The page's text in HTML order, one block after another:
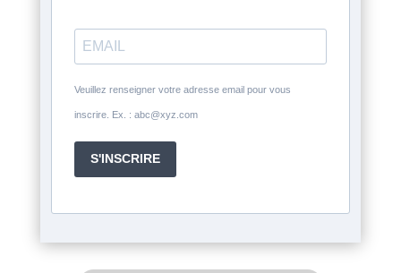
Veuillez renseigner votre adresse email pour vous
inscrire. Ex. : abc@xyz.com
S'INSCRIRE